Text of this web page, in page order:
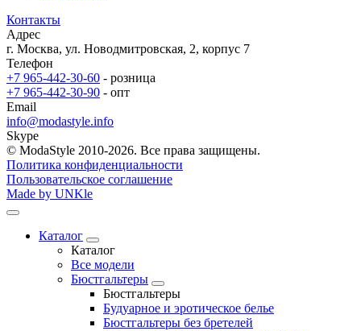
Контакты
Адрес
г. Москва, ул. Новодмитровская, 2, корпус 7
Телефон
+7 965-442-30-60 - розница
+7 965-442-30-90 - опт
Email
info@modastyle.info
Skype
© ModaStyle 2010-2026. Все права защищены.
Политика конфиденциальности
Пользовательское соглашение
Made by UNKle
Каталог
Каталог
Все модели
Бюстгальтеры
Бюстгальтеры
Будуарное и эротическое белье
Бюстгальтеры без бретелей